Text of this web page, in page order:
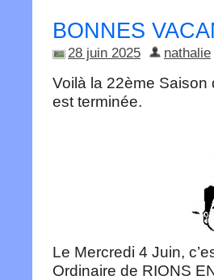
BONNES
28 juin 2025 nathalie
Voilà la 22ème Saison
est terminée.
Le Mercredi 4 Juin,
Ordinaire de RIONS